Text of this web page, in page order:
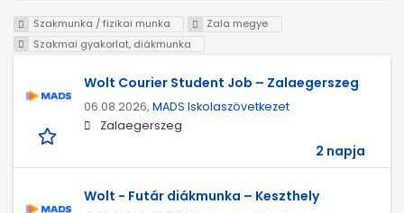
Szakmunka / fizikai munka
Zala megye
Szakmai gyakorlat, diákmunka
Wolt Courier Student Job – Zalaegerszeg
06.08.2026, MADS Iskolaszövetkezet
Zalaegerszeg
2 napja
Wolt - Futár diákmunka – Keszthely